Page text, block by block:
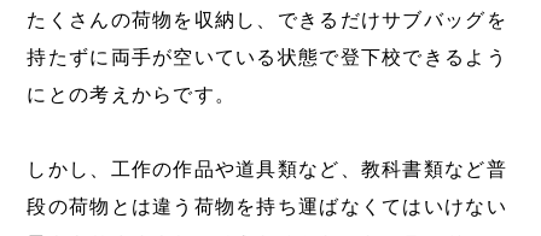
たくさんの荷物を収納し、できるだけサブバッグを
持たずに両手が空いている状態で登下校できるよう
にとの考えからです。
しかし、工作の作品や道具類など、教科書類など普
段の荷物とは違う荷物を持ち運ばなくてはいけない